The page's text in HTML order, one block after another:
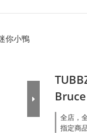
你小鴨
Bruce
全店，
指定商